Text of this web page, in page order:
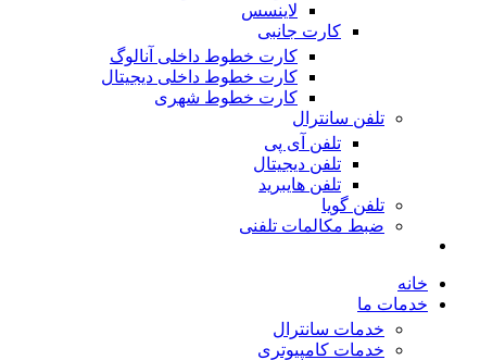
لاینسس
کارت جانبی
کارت خطوط داخلی آنالوگ
کارت خطوط داخلی دیجیتال
کارت خطوط شهری
تلفن سانترال
تلفن آی پی
تلفن دیجیتال
تلفن هایبرید
تلفن گویا
ضبط مکالمات تلفنی
خانه
خدمات ما
خدمات سانترال
خدمات کامپیوتری